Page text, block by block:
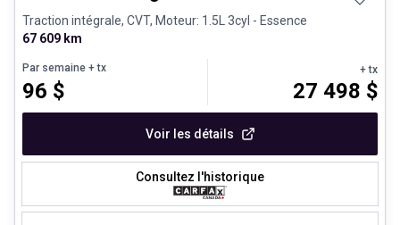
Traction intégrale, CVT, Moteur: 1.5L 3cyl - Essence
67 609 km
Par semaine + tx
96 $
+ tx
27 498 $
Voir les détails
Consultez l'historique